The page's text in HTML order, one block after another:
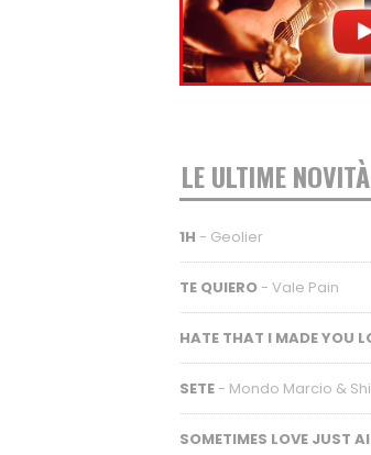
LE ULTIME NOVITÀ
1H - Geolier
TE QUIERO - Vale Pain
HATE THAT I MADE YOU
SETE - Mondo Marcio &
SOMETIMES LOVE JUST